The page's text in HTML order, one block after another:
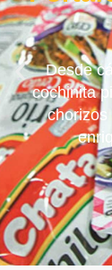
Desde
cochinita
chorizos